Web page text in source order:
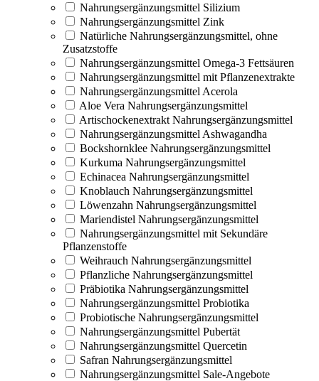
Nahrungsergänzungsmittel Silizium
Nahrungsergänzungsmittel Zink
Natürliche Nahrungsergänzungsmittel, ohne
Zusatzstoffe
Nahrungsergänzungsmittel Omega-3 Fettsäuren
Nahrungsergänzungsmittel mit Pflanzenextrakte
Nahrungsergänzungsmittel Acerola
Aloe Vera Nahrungsergänzungsmittel
Artischockenextrakt Nahrungsergänzungsmittel
Nahrungsergänzungsmittel Ashwagandha
Bockshornklee Nahrungsergänzungsmittel
Kurkuma Nahrungsergänzungsmittel
Echinacea Nahrungsergänzungsmittel
Knoblauch Nahrungsergänzungsmittel
Löwenzahn Nahrungsergänzungsmittel
Mariendistel Nahrungsergänzungsmittel
Nahrungsergänzungsmittel mit Sekundäre
Pflanzenstoffe
Weihrauch Nahrungsergänzungsmittel
Pflanzliche Nahrungsergänzungsmittel
Präbiotika Nahrungsergänzungsmittel
Nahrungsergänzungsmittel Probiotika
Probiotische Nahrungsergänzungsmittel
Nahrungsergänzungsmittel Pubertät
Nahrungsergänzungsmittel Quercetin
Safran Nahrungsergänzungsmittel
Nahrungsergänzungsmittel Sale-Angebote